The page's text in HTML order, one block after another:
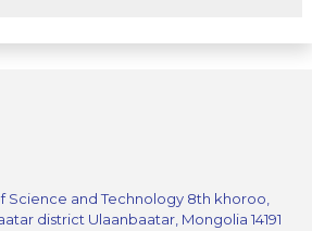
Science and Technology 8th khoroo,
district Ulaanbaatar, Mongolia 14191